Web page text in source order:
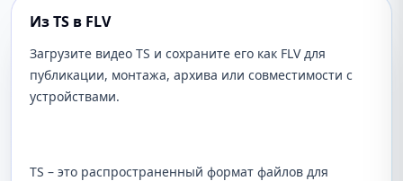
Из TS в FLV
Загрузите видео TS и сохраните его как FLV для
публикации, монтажа, архива или совместимости с
устройствами.
TS – это распространенный формат файлов для